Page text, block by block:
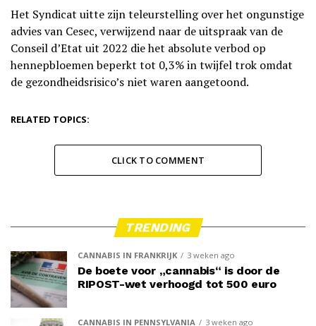
Het Syndicat uitte zijn teleurstelling over het ongunstige
advies van Cesec, verwijzend naar de uitspraak van de
Conseil d’Etat uit 2022 die het absolute verbod op
hennepbloemen beperkt tot 0,3% in twijfel trok omdat
de gezondheidsrisico’s niet waren aangetoond.
RELATED TOPICS:
CLICK TO COMMENT
TRENDING
CANNABIS IN FRANKRIJK 3 weken ago
De boete voor „cannabis“ is door de
RIPOST-wet verhoogd tot 500 euro
CANNABIS IN PENNSYLVANIA 3 weken ago